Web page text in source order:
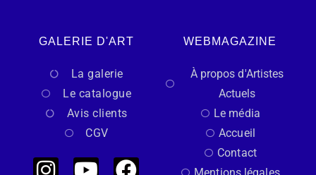
GALERIE D'ART
La galerie
Le catalogue
Avis clients
CGV
WEBMAGAZINE
À propos d'Artistes
Actuels
Le média
Accueil
Contact
Mentions légales